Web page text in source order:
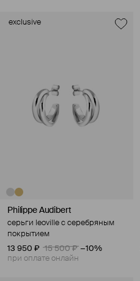
exclusive
Philippe Audibert
серьги leoville с серебряным
покрытием
13 950 ₽
15 500 ₽ −10%
при оплате онлайн